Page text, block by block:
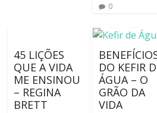
0
45 LIÇÕES
QUE A VIDA
ME ENSINOU
– REGINA
BRETT
DO KEFIR
ÁGUA – O
GRÃO DA
VIDA